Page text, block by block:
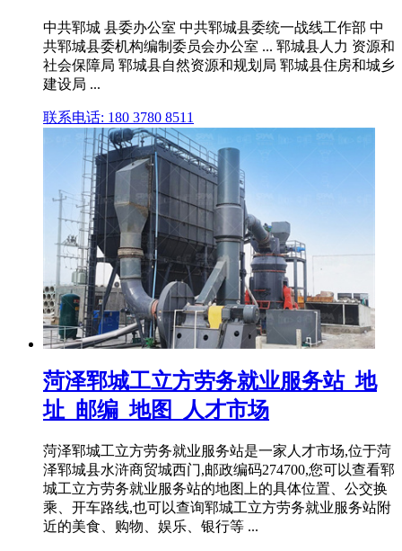
中共郓城 县委办公室 中共郓城县委统一战线工作部 中
共郓城县委机构编制委员会办公室 ... 郓城县人力 资源和
社会保障局 郓城县自然资源和规划局 郓城县住房和城乡
建设局 ...
联系电话: 180 3780 8511
菏泽郓城工立方劳务就业服务站_地
址_邮编_地图_人才市场
菏泽郓城工立方劳务就业服务站是一家人才市场,位于菏
泽郓城县水浒商贸城西门,邮政编码274700,您可以查看郓
城工立方劳务就业服务站的地图上的具体位置、公交换
乘、开车路线,也可以查询郓城工立方劳务就业服务站附
近的美食、购物、娱乐、银行等 ...